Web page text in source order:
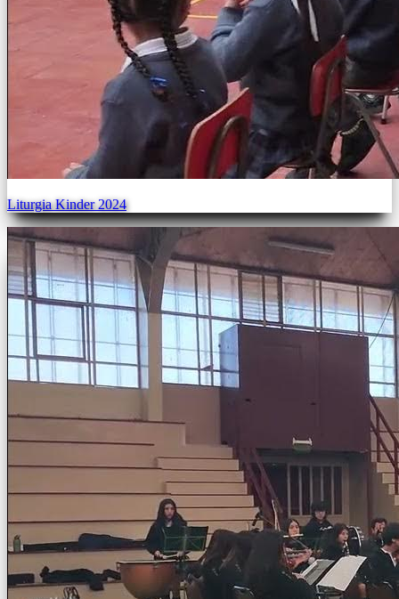
Liturgia Kinder 2024